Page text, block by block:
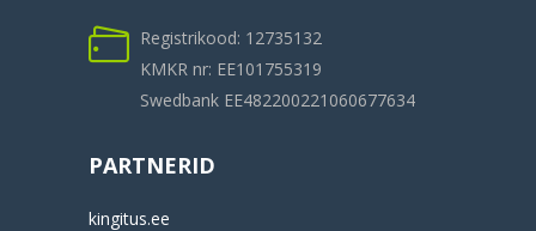
Registrikood: 12735132
KMKR nr: EE101755319
Swedbank EE482200221060677634
PARTNERID
kingitus.ee